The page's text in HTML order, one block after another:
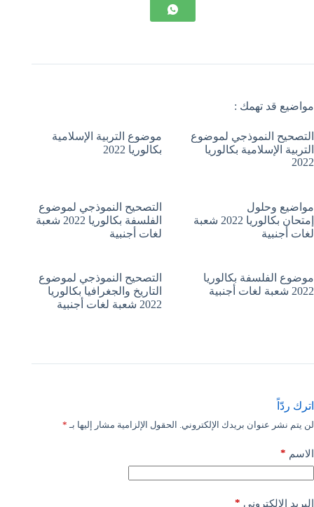
مواضيع قد تهمك :
التصحيح النموذجي لموضوع
التربية الإسلامية بكالوريا
2022
موضوع التربية الإسلامية
بكالوريا 2022
مواضيع وحلول
إمتحان بكالوريا 2022 شعبة
لغات أجنبية
التصحيح النموذجي لموضوع
الفلسفة بكالوريا 2022 شعبة
لغات أجنبية
موضوع الفلسفة بكالوريا
2022 شعبة لغات أجنبية
التصحيح النموذجي لموضوع
التاريخ والجغرافيا بكالوريا
2022 شعبة لغات أجنبية
اترك ردّاً
لن يتم نشر عنوان بريدك الإلكتروني. الحقول الإلزامية مشار إليها بـ *
الاسم *
البريد الإلكتروني *